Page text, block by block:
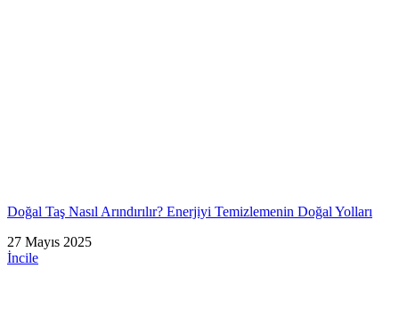
Doğal Taş Nasıl Arındırılır? Enerjiyi Temizlemenin Doğal Yolları
27 Mayıs 2025
İncile